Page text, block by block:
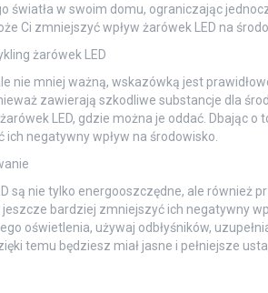
światła w swoim domu, ograniczając
Ci zmniejszyć wpływ żarówek LED na
żarówek LED
nie mniej ważną, wskazówką jest
zawierają szkodliwe substancje dla
LED, gdzie można je oddać. Dbając
ich negatywny wpływ na środowisko.
są nie tylko energooszczędne, ale również
bardziej zmniejszyć ich negatywny
oświetlenia, używaj odbłyśników,
temu będziesz miał jasne i pełniejsze